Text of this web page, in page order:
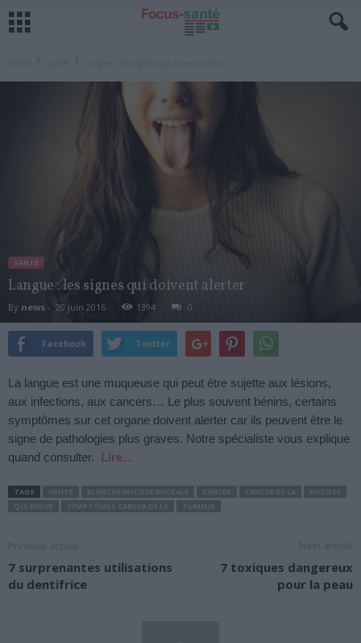
SANTÉ
Langue : les signes qui doivent alerter
By news - 20 juin 2016 1394 0
Facebook Twitter
La langue est une muqueuse qui peut être sujette aux lésions,
aux infections, aux cancers… Le plus souvent bénins, certains
symptômes sur cet organe doivent alerter car ils peuvent être le
signe de pathologies plus graves. Notre spécialiste vous explique
quand consulter. Lire…
TAGS
7 surprenantes utilisations
du dentifrice
7 toxiques dangereux
pour la peau